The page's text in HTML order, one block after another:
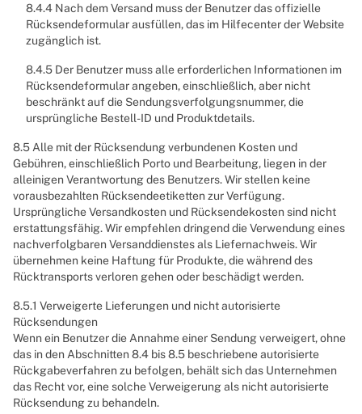
8.4.4 Nach dem Versand muss der Benutzer das offizielle
Rücksendeformular ausfüllen, das im Hilfecenter der Website
zugänglich ist.
8.4.5 Der Benutzer muss alle erforderlichen Informationen im
Rücksendeformular angeben, einschließlich, aber nicht
beschränkt auf die Sendungsverfolgungsnummer, die
ursprüngliche Bestell-ID und Produktdetails.
8.5 Alle mit der Rücksendung verbundenen Kosten und
Gebühren, einschließlich Porto und Bearbeitung, liegen in der
alleinigen Verantwortung des Benutzers. Wir stellen keine
vorausbezahlten Rücksendeetiketten zur Verfügung.
Ursprüngliche Versandkosten und Rücksendekosten sind nicht
erstattungsfähig. Wir empfehlen dringend die Verwendung eines
nachverfolgbaren Versanddienstes als Liefernachweis. Wir
übernehmen keine Haftung für Produkte, die während des
Rücktransports verloren gehen oder beschädigt werden.
8.5.1 Verweigerte Lieferungen und nicht autorisierte
Rücksendungen
Wenn ein Benutzer die Annahme einer Sendung verweigert, ohne
das in den Abschnitten 8.4 bis 8.5 beschriebene autorisierte
Rückgabeverfahren zu befolgen, behält sich das Unternehmen
das Recht vor, eine solche Verweigerung als nicht autorisierte
Rücksendung zu behandeln.